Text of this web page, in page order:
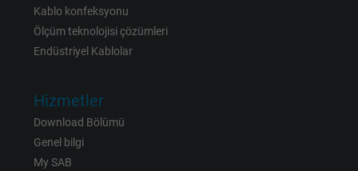
Vendor Google LLC
Expire 6 months
Purpose
targeted advertising.
Kablo konfeksyonu
Ölçüm teknolojisi çözümleri
Endüstriyel Kablolar
Hizmetler
Download Bölümü
Genel bilgi
My SAB